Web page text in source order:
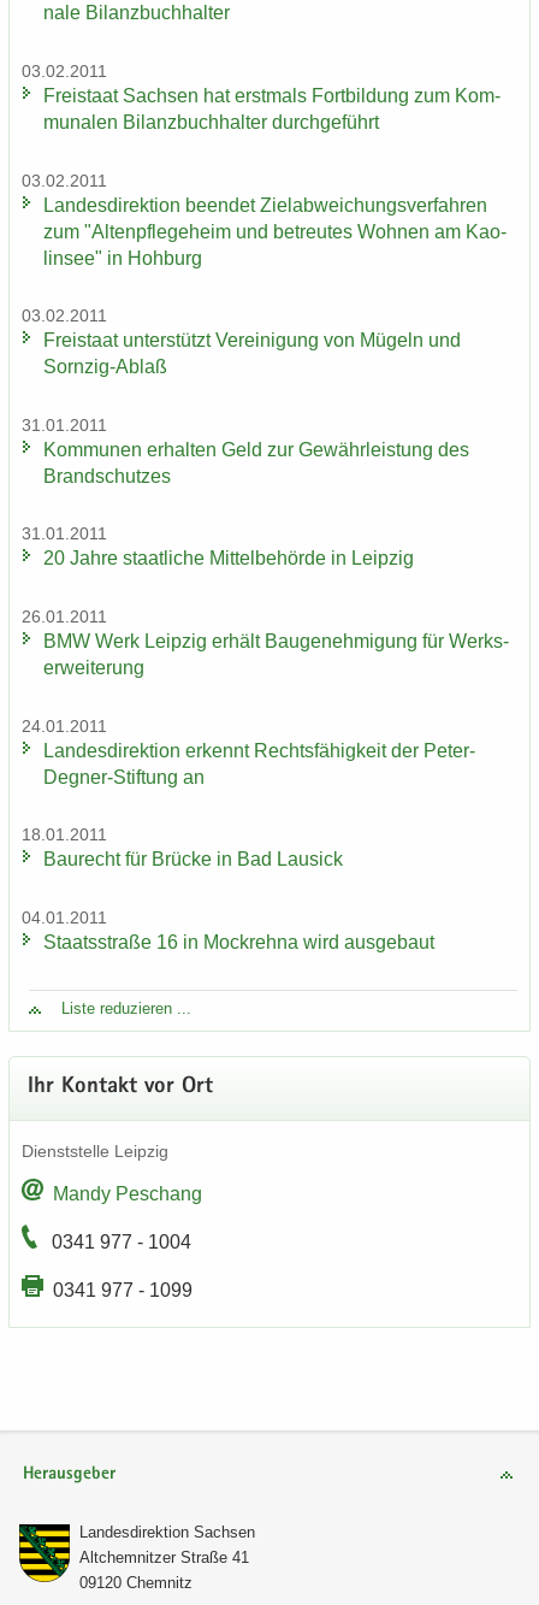
na­le Bi­lanz­buch­hal­ter
03.02.2011
Frei­staat Sach­sen hat erst­mals Fort­bil­dung zum Kom­
mu­na­len Bi­lanz­buch­hal­ter durch­ge­führt
03.02.2011
Lan­des­di­rek­ti­on be­en­det Ziel­ab­wei­chungs­ver­fah­ren
zum "Al­ten­pfle­ge­heim und be­treu­tes Woh­nen am Kao­
lin­see" in Hoh­burg
03.02.2011
Frei­staat un­ter­stützt Ver­ei­ni­gung von Mü­geln und
Sornzig-​Ablaß
31.01.2011
Kom­mu­nen er­hal­ten Geld zur Ge­währ­leis­tung des
Brand­schut­zes
31.01.2011
20 Jahre staat­li­che Mit­tel­be­hör­de in Leip­zig
26.01.2011
BMW Werk Leip­zig er­hält Bau­ge­neh­mi­gung für Werks­
er­wei­te­rung
24.01.2011
Lan­des­di­rek­ti­on er­kennt Rechts­fä­hig­keit der Peter-​
Degner-Stiftung an
18.01.2011
Bau­recht für Brü­cke in Bad Lau­sick
04.01.2011
Staats­stra­ße 16 in Mock­reh­na wird aus­ge­baut
Liste re­du­zie­ren ...
Ihr Kon­takt vor Ort
Dienst­stel­le Leip­zig
Mandy Peschang
0341 977 - 1004
0341 977 - 1099
Herausgeber
Lan­des­di­rek­ti­on Sach­sen
Alt­chem­nit­zer Stra­ße 41
09120 Chem­nitz